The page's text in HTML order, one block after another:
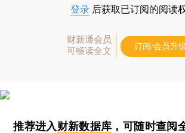
登录 后获取已订阅的阅读
财新通会员
可畅读全文
订阅/会员升
推荐进入财新数据库 ，可随时查阅